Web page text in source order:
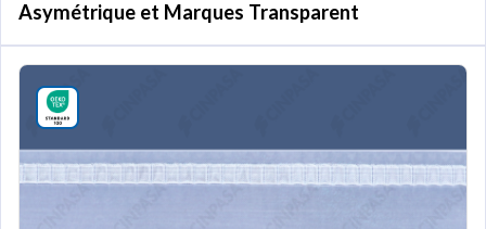
Asymétrique et Marques Transparent